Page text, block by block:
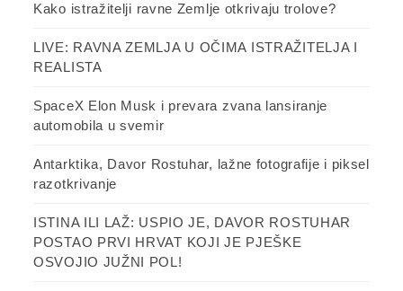
Kako istražitelji ravne Zemlje otkrivaju trolove?
LIVE: RAVNA ZEMLJA U OČIMA ISTRAŽITELJA I
REALISTA
SpaceX Elon Musk i prevara zvana lansiranje
automobila u svemir
Antarktika, Davor Rostuhar, lažne fotografije i piksel
razotkrivanje
ISTINA ILI LAŽ: USPIO JE, DAVOR ROSTUHAR
POSTAO PRVI HRVAT KOJI JE PJEŠKE
OSVOJIO JUŽNI POL!